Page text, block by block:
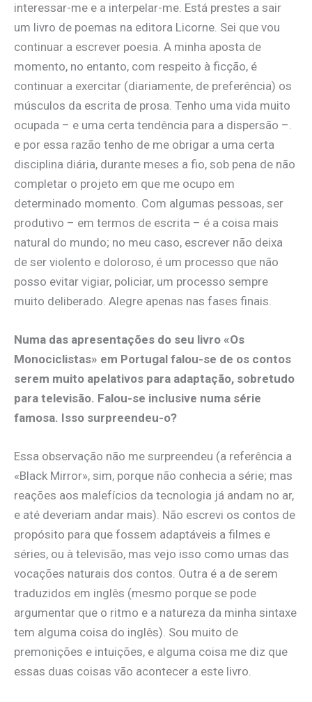
interessar-me e a interpelar-me. Está prestes a sair
um livro de poemas na editora Licorne. Sei que vou
continuar a escrever poesia. A minha aposta de
momento, no entanto, com respeito à ficção, é
continuar a exercitar (diariamente, de preferência) os
músculos da escrita de prosa. Tenho uma vida muito
ocupada – e uma certa tendência para a dispersão –.
e por essa razão tenho de me obrigar a uma certa
disciplina diária, durante meses a fio, sob pena de não
completar o projeto em que me ocupo em
determinado momento. Com algumas pessoas, ser
produtivo – em termos de escrita – é a coisa mais
natural do mundo; no meu caso, escrever não deixa
de ser violento e doloroso, é um processo que não
posso evitar vigiar, policiar, um processo sempre
muito deliberado. Alegre apenas nas fases finais.
Numa das apresentações do seu livro «Os
Monociclistas» em Portugal falou-se de os contos
serem muito apelativos para adaptação, sobretudo
para televisão. Falou-se inclusive numa série
famosa. Isso surpreendeu-o?
Essa observação não me surpreendeu (a referência a
«Black Mirror», sim, porque não conhecia a série; mas
reações aos malefícios da tecnologia já andam no ar,
e até deveriam andar mais). Não escrevi os contos de
propósito para que fossem adaptáveis a filmes e
séries, ou à televisão, mas vejo isso como umas das
vocações naturais dos contos. Outra é a de serem
traduzidos em inglês (mesmo porque se pode
argumentar que o ritmo e a natureza da minha sintaxe
tem alguma coisa do inglês). Sou muito de
premonições e intuições, e alguma coisa me diz que
essas duas coisas vão acontecer a este livro.